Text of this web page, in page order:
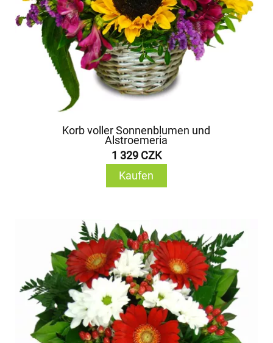
Korb voller Sonnenblumen und
Alstroemeria
1 329 CZK
Kaufen